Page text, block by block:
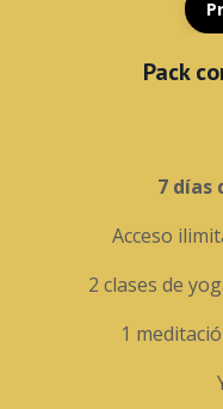
Pack
7 días
Acceso
2 clases de
1